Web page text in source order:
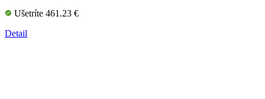
Ušetríte 461.23 €
Detail